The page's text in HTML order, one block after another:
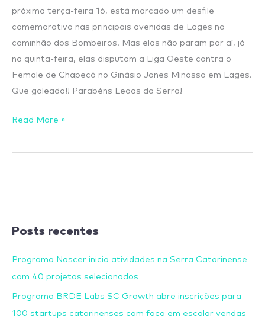
próxima terça-feira 16, está marcado um desfile
comemorativo nas principais avenidas de Lages no
caminhão dos Bombeiros. Mas elas não param por aí, já
na quinta-feira, elas disputam a Liga Oeste contra o
Female de Chapecó no Ginásio Jones Minosso em Lages.
Que goleada!! Parabéns Leoas da Serra!
Read More »
Posts recentes
Programa Nascer inicia atividades na Serra Catarinense
com 40 projetos selecionados
Programa BRDE Labs SC Growth abre inscrições para
100 startups catarinenses com foco em escalar vendas